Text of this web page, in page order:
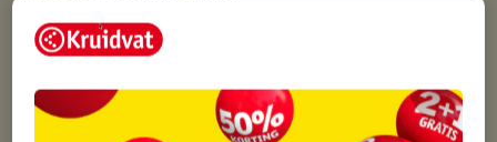
Gratis thuisbezorgd vanaf 50.00
Gratis punten met je Kruidvat kaart